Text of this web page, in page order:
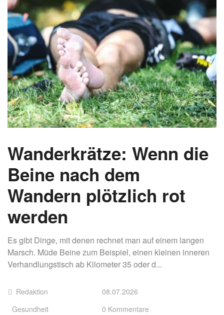
Wanderkrätze: Wenn die
Beine nach dem
Wandern plötzlich rot
werden
Es gibt Dinge, mit denen rechnet man auf einem langen
Marsch. Müde Beine zum Beispiel, einen kleinen inneren
Verhandlungstisch ab Kilometer 35 oder d...
Redaktion
Gesundheit
08.07.2026
0 Kommentare